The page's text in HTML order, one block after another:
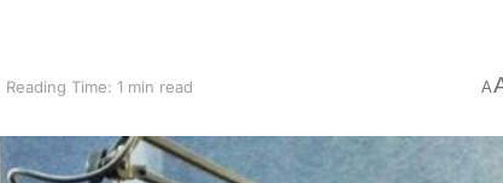
Reading Time: 1 min read A